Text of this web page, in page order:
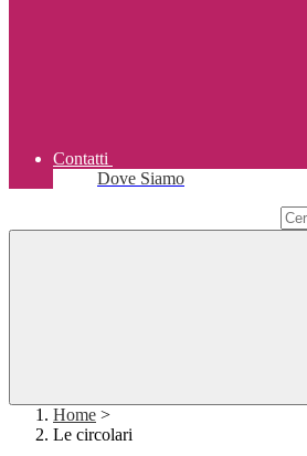
Contatti
Dove Siamo
Home >
Le circolari